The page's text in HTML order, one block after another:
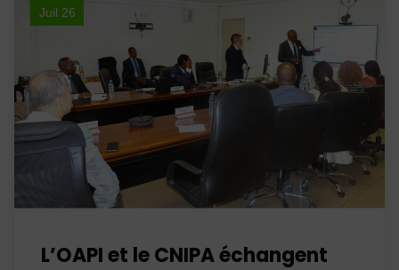
Juil 26
L’OAPI et le CNIPA échangent